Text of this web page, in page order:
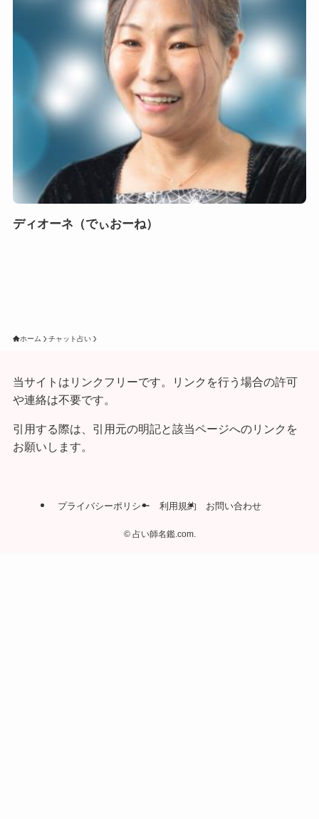
ディオーネ（でぃおーね）
ホーム チャット占い
当サイトはリンクフリーです。リンクを行う場合の許可
や連絡は不要です。
引用する際は、引用元の明記と該当ページへのリンクを
お願いします。
プライバシーポリシー 利用規約 お問い合わせ
©占い師名鑑.com.